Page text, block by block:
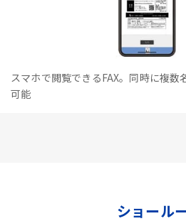
スマホで閲覧できるFAX。同時に複数
可能
ショール